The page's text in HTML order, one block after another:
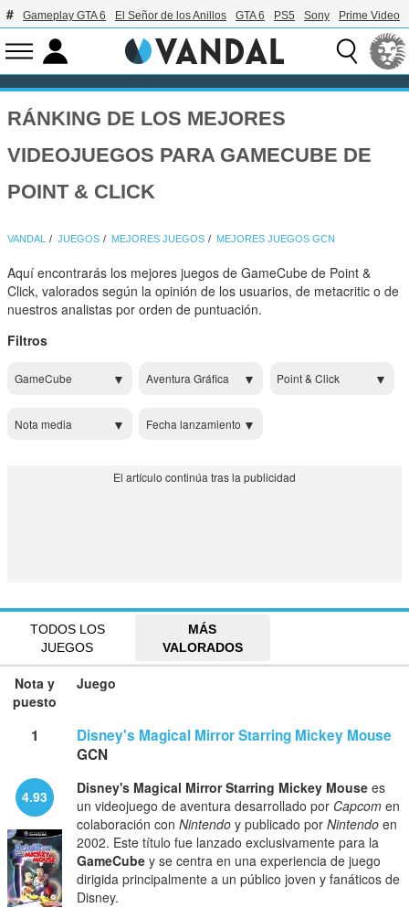
Gameplay GTA 6 El Señor de los Anillos GTA 6 PS5 Sony Prime Video
RÁNKING DE LOS MEJORES
VIDEOJUEGOS PARA GAMECUBE DE
POINT & CLICK
VANDAL JUEGOS MEJORES JUEGOS MEJORES JUEGOS GCN
Aquí encontrarás los mejores juegos de GameCube de Point &
Click, valorados según la opinión de los usuarios, de metacritic o de
nuestros analistas por orden de puntuación.
Filtros
GameCube Aventura Gráfica Point & Click
Nota media Fecha lanzamiento
TODOS LOS
JUEGOS
MÁS
VALORADOS
Nota y
puesto
Juego
1
Disney's Magical Mirror Starring Mickey Mouse
GCN
4.93 Disney's Magical Mirror Starring Mickey Mouse es
un videojuego de aventura desarrollado por Capcom en
colaboración con Nintendo y publicado por Nintendo en
2002. Este título fue lanzado exclusivamente para la
GameCube y se centra en una experiencia de juego
dirigida principalmente a un público joven y fanáticos de
Disney.